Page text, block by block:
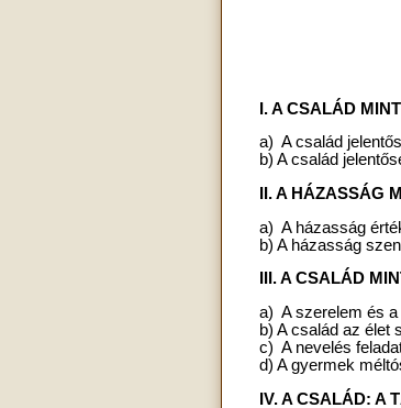
I. A CSALÁD
a) A család
b) A család
II. A HÁZASSÁG
a) A házasság
b) A házasság
III. A CSALÁD
a) A szerelem és
b) A család az élet
c) A nevelés
d) A gyermek
IV. A CSALÁD: A